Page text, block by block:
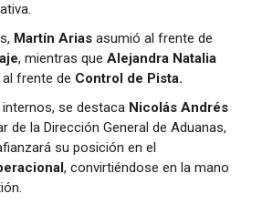
Martín Arias asumió al frente de
, mientras que Alejandra Natalia
frente de Control de Pista.
se destaca Nicolás Andrés
de la Dirección General de Aduanas,
su posición en el
, convirtiéndose en la mano